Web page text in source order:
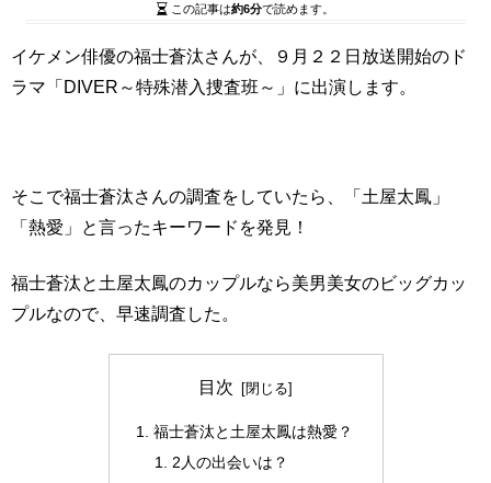
この記事は約6分で読めます。
イケメン俳優の福士蒼汰さんが、９月２２日放送開始のド
ラマ「DIVER～特殊潜入捜査班～」に出演します。
そこで福士蒼汰さんの調査をしていたら、「土屋太鳳」
「熱愛」と言ったキーワードを発見！
福士蒼汰と土屋太鳳のカップルなら美男美女のビッグカッ
プルなので、早速調査した。
目次
福士蒼汰と土屋太鳳は熱愛？
2人の出会いは？